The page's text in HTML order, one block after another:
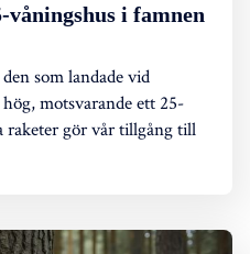
våningshus i famnen
som landade vid
motsvarande ett 25-
raketer gör vår tillgång till